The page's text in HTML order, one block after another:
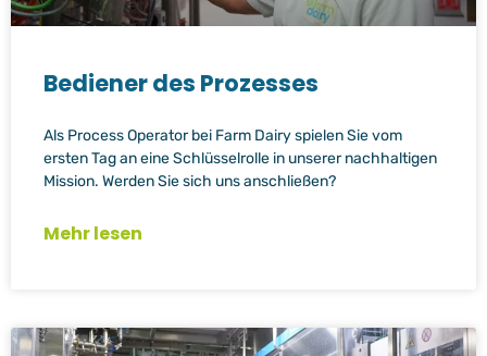
Bediener des Prozesses
Als Process Operator bei Farm Dairy spielen Sie vom
ersten Tag an eine Schlüsselrolle in unserer nachhaltigen
Mission. Werden Sie sich uns anschließen?
Mehr lesen